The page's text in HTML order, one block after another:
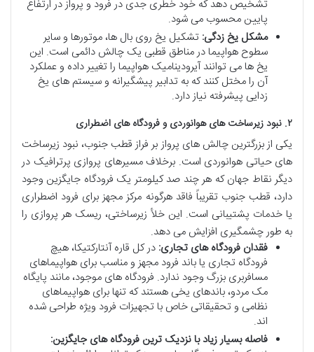
تشخیص دهد که خود خطری جدی در فرود و پرواز در ارتفاع
پایین محسوب می شود.
مشکل یخ زدگی: تشکیل یخ روی بال ها، موتورها و سایر
سطوح هواپیما در مناطق قطبی یک چالش دائمی است. این
یخ ها می توانند آیرودینامیک هواپیما را تغییر داده و عملکرد
آن را مختل کنند که به تدابیر پیشگیرانه و سیستم های یخ
زدایی پیشرفته نیاز دارد.
۲. نبود زیرساخت های هوانوردی و فرودگاه های اضطراری
یکی از بزرگترین چالش های پرواز بر فراز قطب جنوب، نبود زیرساخت
های حیاتی هوانوردی است. برخلاف مسیرهای پروازی پرترافیک در
دیگر نقاط جهان که هر چند صد کیلومتر یک فرودگاه جایگزین وجود
دارد، قطب جنوب تقریباً فاقد هرگونه مرکز مجهز برای فرود اضطراری
یا خدمات پشتیبانی است. این خلأ زیرساختی، ریسک هر پروازی را
به طور چشمگیری افزایش می دهد.
فقدان فرودگاه های تجاری: در کل قاره آنتارکتیکا، هیچ
فرودگاه تجاری یا باند فرود مجهز و مناسب برای هواپیماهای
مسافربری بزرگ وجود ندارد. فرودگاه های موجود، مانند پایگاه
مک مردو، باندهای یخی هستند که تنها برای هواپیماهای
نظامی و تحقیقاتی خاص با تجهیزات فرود ویژه طراحی شده
اند.
فاصله بسیار زیاد با نزدیک ترین فرودگاه های جایگزین: